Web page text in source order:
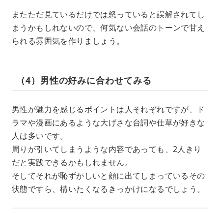
またただ見ているだけでは怒っていると誤解されてし
まうかもしれないので、何気ない会話のトーンで甘え
られる雰囲気を作りましょう。
（4）男性の好みに合わせてみる
男性が魅力を感じるポイントは人それぞれですが、ド
ラマや漫画にあるような大げさな台詞や仕草が好きな
人は多いです。
周りが引いてしまうような内容であっても、2人きり
だと実践できるかもしれません。
そしてそれが恥ずかしいと顔に出てしまっているその
状態ですら、構いたくなるきっかけになるでしょう。